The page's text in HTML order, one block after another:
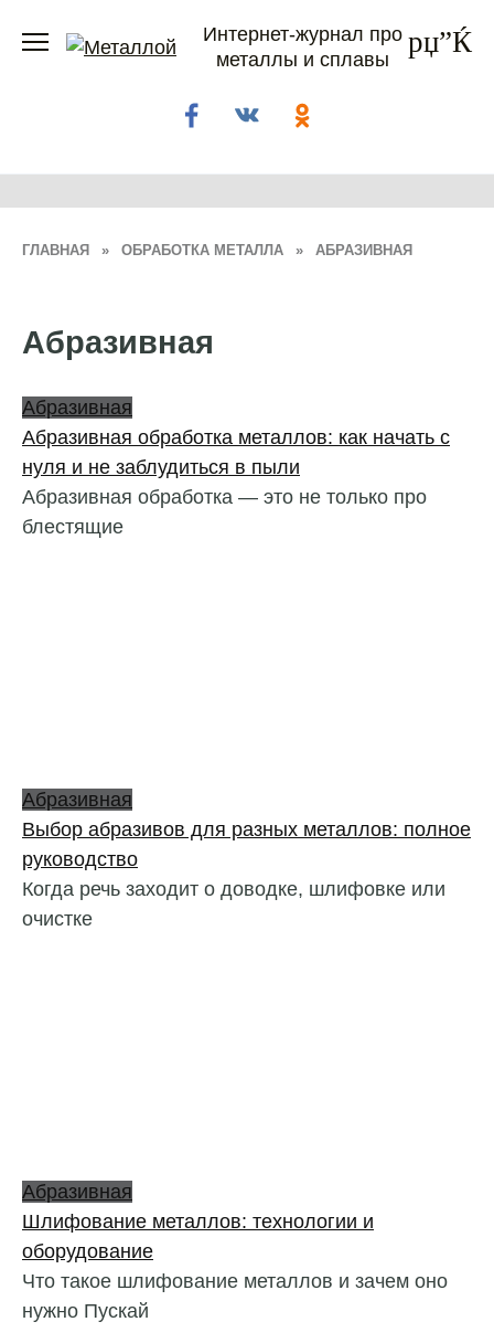
Интернет-журнал про
металлы и сплавы
ГЛАВНАЯ » ОБРАБОТКА МЕТАЛЛА » АБРАЗИВНАЯ
Абразивная
Абразивная
Абразивная обработка металлов: как начать с
нуля и не заблудиться в пыли
Абразивная обработка — это не только про
блестящие
Абразивная
Выбор абразивов для разных металлов: полное
руководство
Когда речь заходит о доводке, шлифовке или
очистке
Абразивная
Шлифование металлов: технологии и
оборудование
Что такое шлифование металлов и зачем оно
нужно Пускай